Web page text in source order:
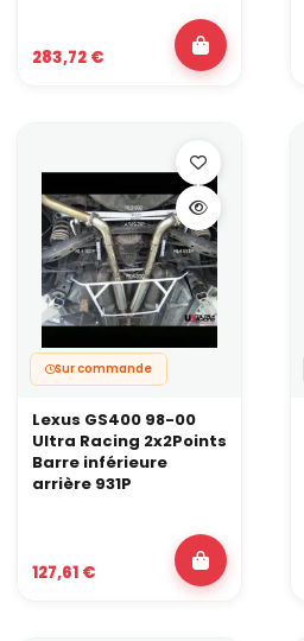
283,72 €
Sur commande
Lexus GS400 98-00
Ultra Racing 2x2Points
Barre inférieure
arrière 931P
127,61 €